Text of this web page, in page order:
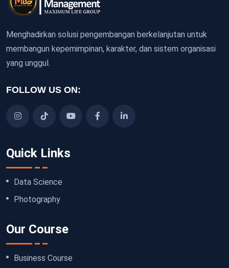
Menghadirkan solusi pengembangan berkelanjutan untuk
membangun kepemimpinan, karakter, dan sistem organisasi
yang unggul.
FOLLOW US ON:
Quick Links
Data Science
Photography
Our Course
Business Course